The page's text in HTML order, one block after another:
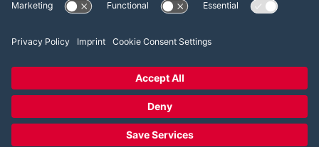
Termos e Condições
Política de Privacidade
Cookie Consent Settings